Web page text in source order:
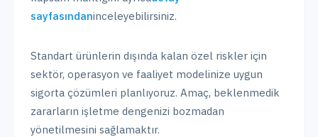
sayfasındaninceleyebilirsiniz.
Standart ürünlerin dışında kalan özel riskler için
sektör, operasyon ve faaliyet modelinize uygun
sigorta çözümleri planlıyoruz. Amaç, beklenmedik
zararların işletme dengenizi bozmadan
yönetilmesini sağlamaktır.